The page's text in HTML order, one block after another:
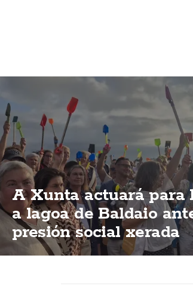
A Xunta actuará para
a lagoa de Baldaio
presión social xerada